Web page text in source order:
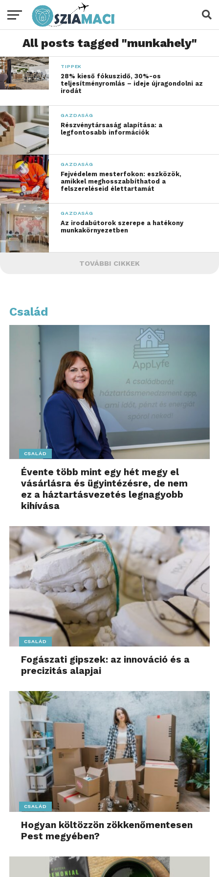
All posts tagged "munkahely"
TIPPEK
28% kieső fókuszidő, 30%-os
teljesítményromlás – ideje újragondolni az
irodát
GAZDASÁG
Részvénytársaság alapítása: a
legfontosabb információk
GAZDASÁG
Fejvédelem mesterfokon: eszközök,
amikkel meghosszabbíthatod a
felszereléseid élettartamát
GAZDASÁG
Az irodabútorok szerepe a hatékony
munkakörnyezetben
TOVÁBBI CIKKEK
Család
CSALÁD
Évente több mint egy hét megy el
vásárlásra és ügyintézésre, de nem
ez a háztartásvezetés legnagyobb
kihívása
CSALÁD
Fogászati gipszek: az innováció és a
precizitás alapjai
CSALÁD
Hogyan költözzön zökkenőmentesen
Pest megyében?